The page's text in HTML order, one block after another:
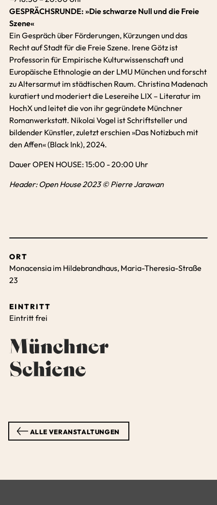
GESPRÄCHSRUNDE: »Die schwarze Null und die Freie
Szene«
Ein Gespräch über Förderungen, Kürzungen und das
Recht auf Stadt für die Freie Szene. Irene Götz ist
Professorin für Empirische Kulturwissenschaft und
Europäische Ethnologie an der LMU München und forscht
zu Altersarmut im städtischen Raum. Christina Madenach
kuratiert und moderiert die Lesereihe LIX – Literatur im
HochX und leitet die von ihr gegründete Münchner
Romanwerkstatt. Nikolai Vogel ist Schriftsteller und
bildender Künstler, zuletzt erschien »Das Notizbuch mit
den Affen« (Black Ink), 2024.
Dauer OPEN HOUSE: 15:00 - 20:00 Uhr
Header: Open House 2023 © Pierre Jarawan
ORT
Monacensia im Hildebrandhaus, Maria-Theresia-Straße
23
EINTRITT
Eintritt frei
ALLE VERANSTALTUNGEN